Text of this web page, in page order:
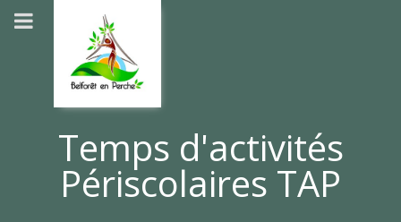
Temps d'activités
Périscolaires TAP